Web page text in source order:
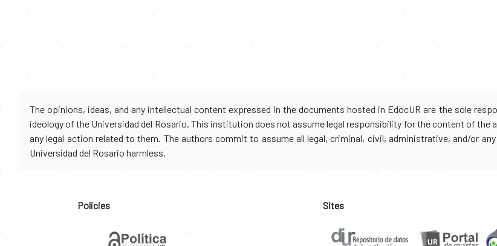
The opinions, ideas, and any intellectual content expressed in the documents hosted in EdocUR are the sole
ideology of the Universidad del Rosario. This institution does not assume legal responsibility for the content of the
any legal action related to them. The authors commit to assume all legal, criminal, civil, administrative, and/or
Universidad del Rosario harmless.
Policies Sites